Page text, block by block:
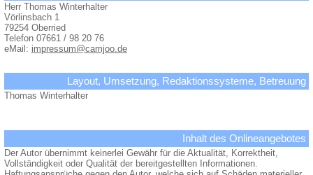
Herr Thomas Winterhalter
Vörlinsbach 1
79254 Oberried
Telefon 07661 / 98 20 76
eMail: impressum@camjoo.de
Layout, Umsetzung, Redaktionssysteme, Betreuung
Thomas Winterhalter
Inhalt des Onlineangebotes
Der Autor übernimmt keinerlei Gewähr für die Aktualität, Korrektheit,
Vollständigkeit oder Qualität der bereitgestellten Informationen.